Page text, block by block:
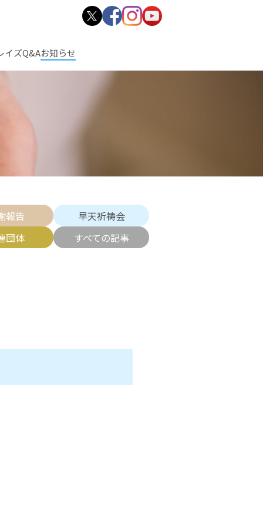
イズQ&Aお知らせ
報告 早天祈祷会
団体 すべての記事